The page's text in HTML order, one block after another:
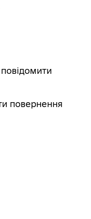
повернення